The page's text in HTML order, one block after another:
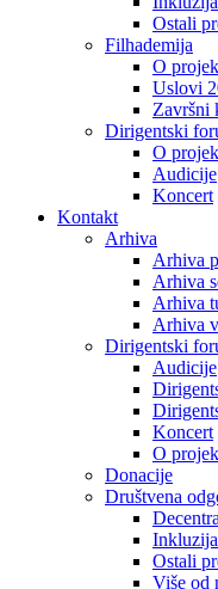
Ostali
Filhademija
O
Uslovi
Završni
Dirigentski
O
Audicije
Koncert
Kontakt
Arhiva
Arhiva
Arhiva
Arhiva
Arhiva
Dirigentski
Audicije
Koncert
O
Donacije
Društvena
Inkluzija
Ostali
Više od